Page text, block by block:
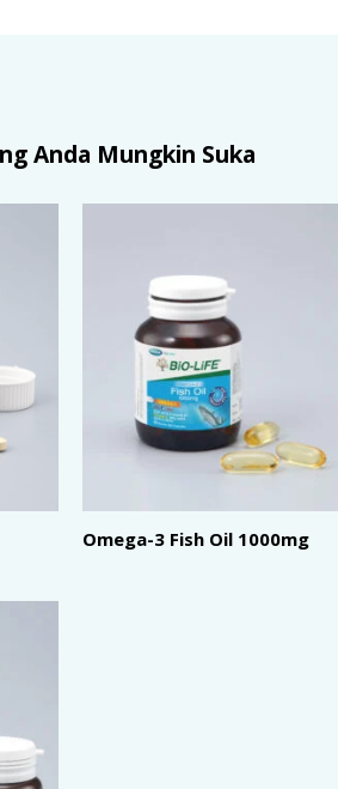
Anda Mungkin Suka
Omega-3 Fish Oil 1000mg